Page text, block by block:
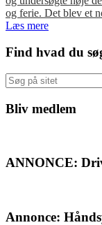
og ferie. Det blev et
Læs mere
Primær
Sidebar
Find hvad du
Søg
på
sitet
Bliv medlem
ANNONCE:
Annonce: